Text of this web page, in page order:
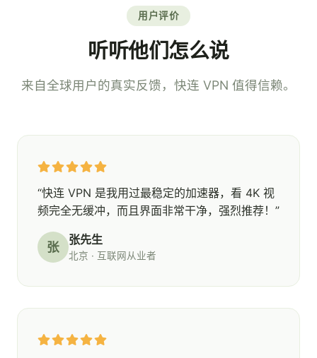
用户评价
听听他们怎么说
来自全球用户的真实反馈，快连 VPN 值得信赖。
“快连 VPN 是我用过最稳定的加速器，看 4K 视
频完全无缓冲，而且界面非常干净，强烈推荐！”
张 张先生
北京 · 互联网从业者